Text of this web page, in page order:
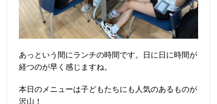
あっという間にランチの時間です。日に日に時間が
経つのが早く感じますね。
本日のメニューは子どもたちにも人気のあるものが
沢山！